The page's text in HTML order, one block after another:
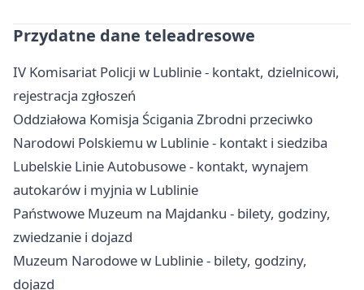
Przydatne dane teleadresowe
IV Komisariat Policji w Lublinie - kontakt, dzielnicowi,
rejestracja zgłoszeń
Oddziałowa Komisja Ścigania Zbrodni przeciwko
Narodowi Polskiemu w Lublinie - kontakt i siedziba
Lubelskie Linie Autobusowe - kontakt, wynajem
autokarów i myjnia w Lublinie
Państwowe Muzeum na Majdanku - bilety, godziny,
zwiedzanie i dojazd
Muzeum Narodowe w Lublinie - bilety, godziny,
dojazd